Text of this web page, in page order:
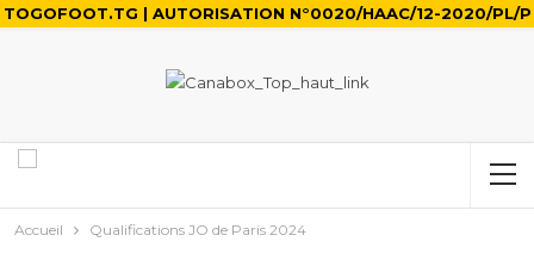
TOGOFOOT.TG | AUTORISATION N°0020/HAAC/12-2020/PL/P
Accueil Qualifications JO de Paris 2024